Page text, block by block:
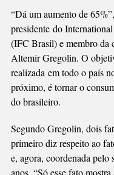
“Dá um aumento de
presidente do
(IFC Brasil) e membro da
Altemir Gregolin. O
realizada em todo o país
próximo, é tornar o
do brasileiro.
Segundo Gregolin, dois
primeiro diz respeito ao
e, agora, coordenada
anos. “Só esse fato